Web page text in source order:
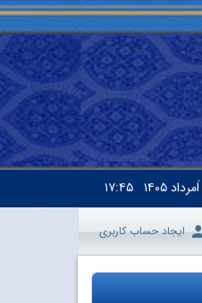
۱۷:۴۵
ایجاد حساب کاربری